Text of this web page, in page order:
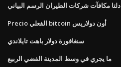
دلتا مكافآت شركات الطيران الرسم البياني
Precio الفعلي bitcoin أون دولاريس
سنغافورة دولار باهت تايلاندي
ما يجري في وسط المدينة الفضي الربيع